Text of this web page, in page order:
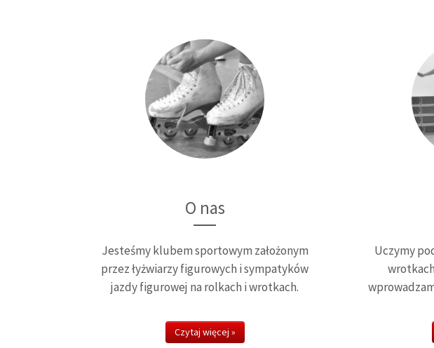
O nas
Jesteśmy klubem sportowym założonym
przez łyżwiarzy figurowych i sympatyków
jazdy figurowej na rolkach i wrotkach.
Czytaj więcej »
Uczymy